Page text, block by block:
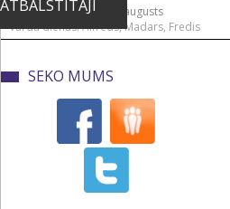
ATBALSTĪTĀJI2026. gada 07. augusts
Vārda dienas: Alfrēds, Madars, Fredis
SEKO MUMS